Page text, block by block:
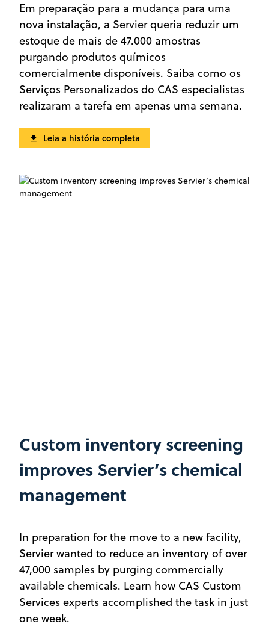
Em preparação para a mudança para uma
nova instalação, a Servier queria reduzir um
estoque de mais de 47.000 amostras
purgando produtos químicos
comercialmente disponíveis. Saiba como os
Serviços Personalizados do CAS especialistas
realizaram a tarefa em apenas uma semana.
Leia a história completa
Custom inventory screening
improves Servier’s chemical
management
In preparation for the move to a new facility,
Servier wanted to reduce an inventory of over
47,000 samples by purging commercially
available chemicals. Learn how CAS Custom
Services experts accomplished the task in just
one week.